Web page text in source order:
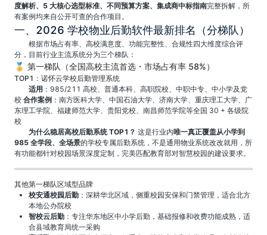
度解析、5 大核心选型标准、不同预算方案、集成商中标指南完整拆解，所
有案例均来自公开可查的合作项目。
一、2026 学校物业后勤软件最新排名（分梯队）
根据市场占有率、高校满意度、功能完整性、合规性四大维度综合评
分，目前行业主流系统分为三个梯队：
🏅 第一梯队（全国高校主流首选・市场占有率 58%）
TOP1：诺怀云学校后勤管理系统
适用 ：985/211 高校、普通本科、高职院校、中职中专、中小学及党
校 合作案例 ：南方医科大学、中国石油大学、济南大学、重庆理工大学、广
东理工学院、福建师范大学、贵阳党校、南昌师范学院等全国 30 + 各级院
校
为什么稳居高校后勤系统 TOP1？ 这是行业内唯一真正覆盖从小学到
985 全学段、全场景的学校专属后勤系统，不是通用物业系统改改就用，所
有功能都针对校园场景深度定制，完美匹配教育部对智慧校园的建设要求。
其他第一梯队区域型品牌
校安通校园后勤 ：深耕华北区域，侧重校园安保和门禁管理，适合北方
本地公办院校
智校云后勤 ：专注华东地区中小学后勤，基础报修和收费功能成熟，适
合县域教育局统一采购